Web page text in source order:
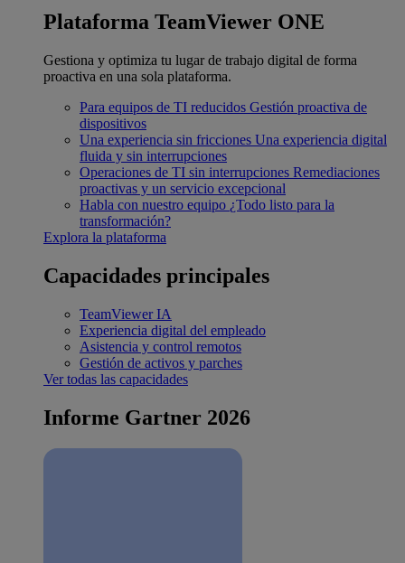
Plataforma TeamViewer ONE
Gestiona y optimiza tu lugar de trabajo digital de forma
proactiva en una sola plataforma.
Para equipos de TI reducidos Gestión proactiva de
dispositivos
Una experiencia sin fricciones Una experiencia digital
fluida y sin interrupciones
Operaciones de TI sin interrupciones Remediaciones
proactivas y un servicio excepcional
Habla con nuestro equipo ¿Todo listo para la
transformación?
Explora la plataforma
Capacidades principales
TeamViewer IA
Experiencia digital del empleado
Asistencia y control remotos
Gestión de activos y parches
Ver todas las capacidades
Informe Gartner 2026